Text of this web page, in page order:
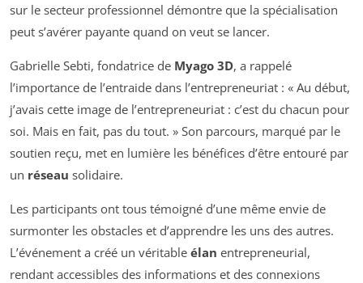
sur le secteur professionnel démontre que la spécialisation
peut s’avérer payante quand on veut se lancer.
Gabrielle Sebti, fondatrice de Myago 3D, a rappelé
l’importance de l’entraide dans l’entrepreneuriat : « Au début,
j’avais cette image de l’entrepreneuriat : c’est du chacun pour
soi. Mais en fait, pas du tout. » Son parcours, marqué par le
soutien reçu, met en lumière les bénéfices d’être entouré par
un réseau solidaire.
Les participants ont tous témoigné d’une même envie de
surmonter les obstacles et d’apprendre les uns des autres.
L’événement a créé un véritable élan entrepreneurial,
rendant accessibles des informations et des connexions